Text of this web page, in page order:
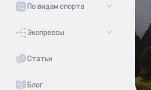
По видам спорта
Экспрессы
Статьи
Блог